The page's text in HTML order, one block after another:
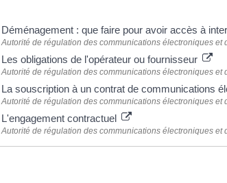
Déménagement : que faire pour avoir accès à
Autorité de régulation des communications électroniques et
Les obligations de l'opérateur ou fournisseur
Autorité de régulation des communications électroniques et
La souscription à un contrat de communications
Autorité de régulation des communications électroniques et
L'engagement contractuel
Autorité de régulation des communications électroniques et